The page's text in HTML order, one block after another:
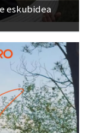
eskubidea